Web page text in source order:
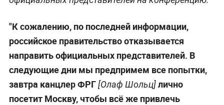
"К сожалению, по последней информации,
российское правительство отказывается
направить официальных представителей. В
следующие дни мы предпримем все попытки,
завтра канцлер ФРГ[Олаф Шольц]лично
посетит Москву, чтобы всё же привлечь